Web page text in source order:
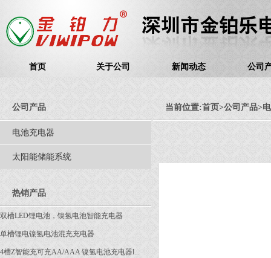
首页 关于公司 新闻动态 公司
公司产品
电池充电器
太阳能储能系统
热销产品
双槽LED锂电池，镍氢电池智能充电器
单槽锂电镍氢电池混充充电器
4槽Z智能充可充AA/AAA 镍氢电池充电器l...
当前位置:首页>公司产品>